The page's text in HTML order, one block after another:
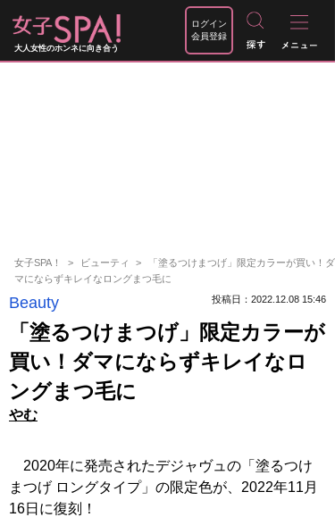
大人女性のホンネに向き合う
ログイン
会員登録
女子SPA！ ビューティ
「塗るつけまつげ」限定カラーが買い！ダ
マにならずキレイなロングまつ毛に
Beauty 投稿日：2022.12.08 15:46
「塗るつけまつげ」限定カラーが
買い！ダマにならずキレイなロ
ングまつ毛に
やむ
2020年に発売されたデジャヴュの「塗るつけ
まつげ ロングタイプ」の限定色が、2022年11月
16日に復刻！